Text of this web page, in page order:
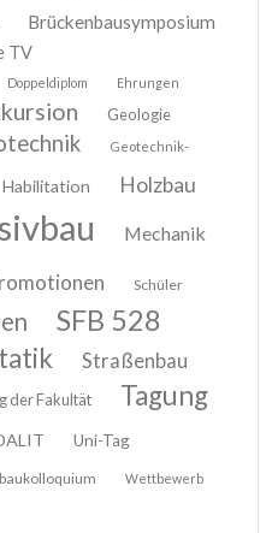
Brückenbausymposium
TV
Doppeldiplom Ehrungen
Geologie
Geotechnik-
Habilitation Holzbau
Mechanik
Schüler
SFB 528
Straßenbau
der Fakultät Tagung
Uni-Tag
Wettbewerb